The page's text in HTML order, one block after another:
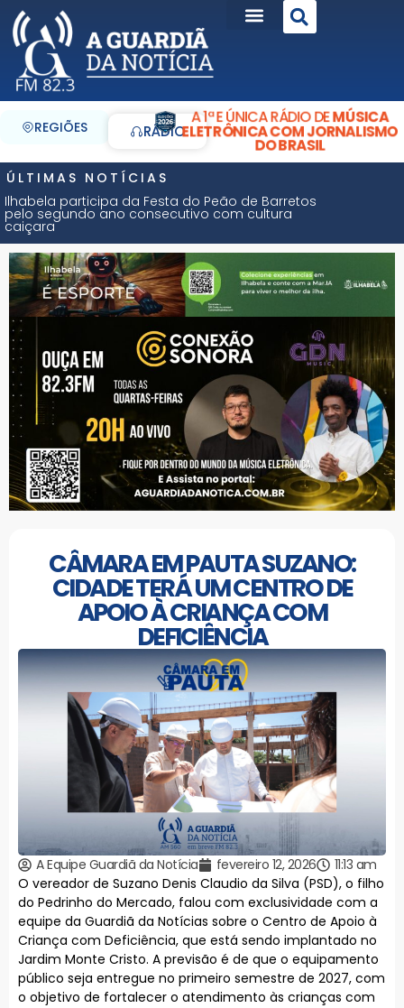
REGIÕES RÁDIO
A 1ª E ÚNICA RÁDIO DEMÚSICA
ELETRÔNICA COM JORNALISMO
DO BRASIL
ÚLTIMAS NOTÍCIAS
Ilhabela participa da Festa do Peão de Barretos
pelo segundo ano consecutivo com cultura
caiçara
CÂMARA EM PAUTA SUZANO:
CIDADE TERÁ UM CENTRO DE
APOIO À CRIANÇA COM
DEFICIÊNCIA
A Equipe Guardiã da Notícia fevereiro 12, 2026
11:13 am
O vereador de Suzano Denis Claudio da Silva (PSD), o filho
do Pedrinho do Mercado, falou com exclusividade com a
equipe da Guardiã da Notícias sobre o Centro de Apoio à
Criança com Deficiência, que está sendo implantado no
Jardim Monte Cristo. A previsão é de que o equipamento
público seja entregue no primeiro semestre de 2027, com
o objetivo de fortalecer o atendimento às crianças com